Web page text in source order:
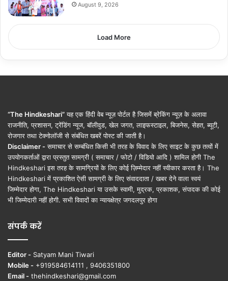
August 9, 2026
Load More
“The Hindkeshari”यह एक हिंदी वेब न्यूज़ पोर्टल है जिसमें ब्रेकिंग न्यूज़ के अलावा
राजनीति, प्रशासन, ट्रेंडिंग न्यूज, बॉलीवुड, खेल जगत, लाइफस्टाइल, बिजनेस, सेहत, ब्यूटी,
रोजगार तथा टेक्नोलॉजी से संबंधित खबरें पोस्ट की जाती है।
Disclaimer - समाचार से सम्बंधित किसी भी तरह के विवाद के लिए साइट के कुछ तत्वों में
उपयोगकर्ताओं द्वारा प्रस्तुत सामग्री ( समाचार / फोटो / विडियो आदि ) शामिल होगी The
Hindkeshari इस तरह के सामग्रियों के लिए कोई ज़िम्मेदार नहीं स्वीकार करता है। The
Hindkeshari में प्रकाशित ऐसी सामग्री के लिए संवाददाता / खबर देने वाला स्वयं
जिम्मेदार होगा, The Hindkeshari या उसके स्वामी, मुद्रक, प्रकाशक, संपादक की कोई
भी जिम्मेदारी नहीं होगी. सभी विवादों का न्यायक्षेत्र जगदलपुर होगा
संपर्क करें
Editor - Satyam Mani Tiwari
Mobile - +919584614111 , 9406351800
Email - thehindkeshari@gmail.com